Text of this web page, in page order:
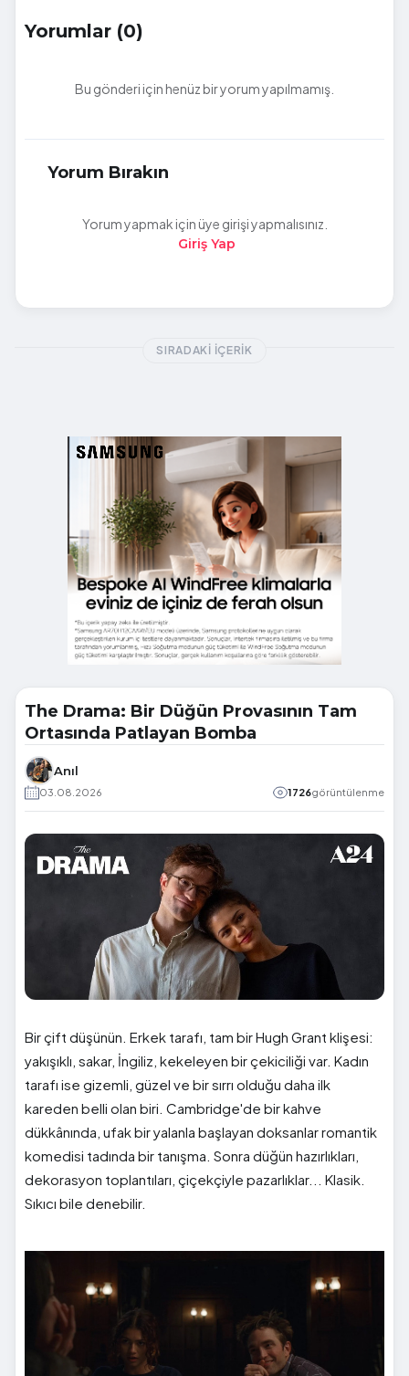
Yorumlar (0)
Bu gönderi için henüz bir yorum yapılmamış.
Yorum Bırakın
Yorum yapmak için üye girişi yapmalısınız.
Giriş Yap
SIRADAKI İÇERIK
The Drama: Bir Düğün Provasının Tam
Ortasında Patlayan Bomba
Anıl
03.08.2026 1726görüntülenme
Bir çift düşünün. Erkek tarafı, tam bir Hugh Grant klişesi:
yakışıklı, sakar, İngiliz, kekeleyen bir çekiciliği var. Kadın
tarafı ise gizemli, güzel ve bir sırrı olduğu daha ilk
kareden belli olan biri. Cambridge'de bir kahve
dükkânında, ufak bir yalanla başlayan doksanlar romantik
komedisi tadında bir tanışma. Sonra düğün hazırlıkları,
dekorasyon toplantıları, çiçekçiyle pazarlıklar... Klasik.
Sıkıcı bile denebilir.